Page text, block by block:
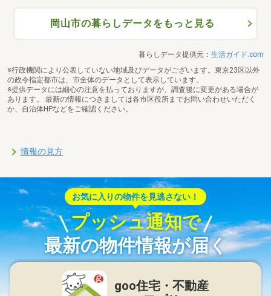
岡山市の暮らしデータをもっと見る
暮らしデータ提供元： 生活ガイド.com
※行政機関により公表していない地域及びデータがございます。東京23区以外
の政令指定都市は、市全体のデータとして表示しています。
※提供データには細心の注意を払っておりますが、調査後に変更がある場合が
あります。 最新の情報につきましては各市区役所までお問い合わせいただく
か、自治体HPなどをご確認ください。
情報の見方
お気に入りの物件を見逃さない！
プッシュ通知で
最新の物件情報が届く
goo住宅・不動産